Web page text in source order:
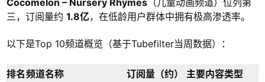
三，订阅量约 1.8亿，在低龄用户群体中拥有极高渗透率。
以下是Top 10频道概览（基于Tubefilter当周数据）：
排名频道名称 订阅量（约） 主要内容类型